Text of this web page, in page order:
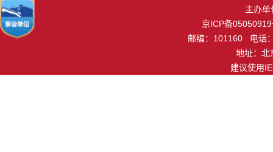
主办
京ICP备
邮编：101160 电话
地址：北
建议使用